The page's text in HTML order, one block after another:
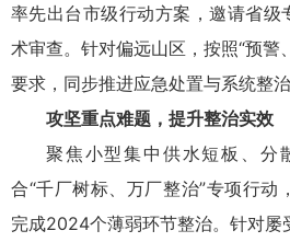
率先出台市级行动方案，邀请省级
术审查。针对偏远山区，按照“预警
要求，同步推进应急处置与系统整治
攻坚重点难题，提升整治实效
聚焦小型集中供水短板、分
合“千厂树标、万厂整治”专项行
完成2024个薄弱环节整治。针对